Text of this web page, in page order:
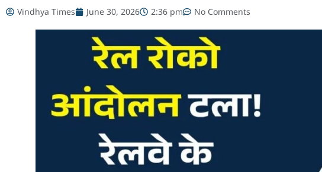
Vindhya Times June 30, 2026 2:36 pm No Comments